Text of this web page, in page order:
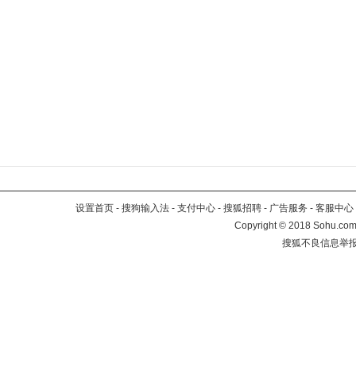
设置首页 - 搜狗输入法 - 支付中心 - 搜狐招聘 - 广告服务 - 客服中心
Copyright©2018
搜狐不良信息举